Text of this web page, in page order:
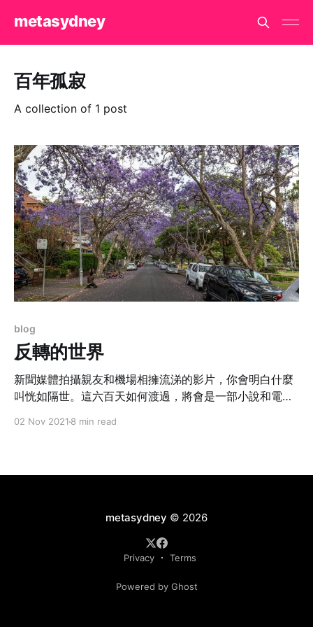
metasydney
百年孤寂
A collection of 1 post
blog
反轉的世界
新聞媒體拍攝親友和機場相擁流涕的影片，你會明白什麼
叫恍如隔世。這六百天如何渡過，將會是一部小說和電影
02 Nov 2021 8 min read
metasydney © 2026
Privacy Terms
Powered by Ghost